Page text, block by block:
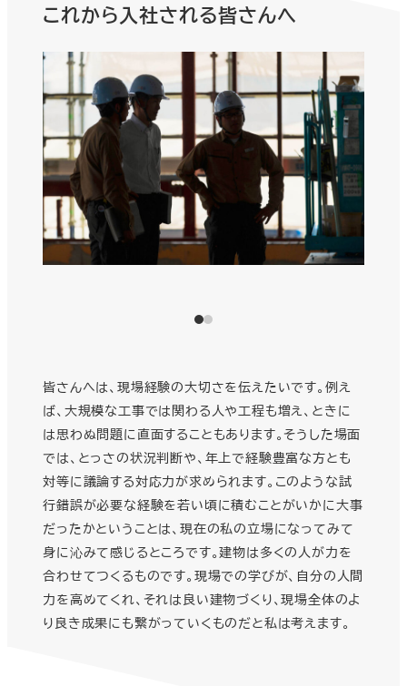
これから入社される皆さんへ
皆さんへは、現場経験の大切さを伝えたいです。例え
ば、大規模な工事では関わる人や工程も増え、ときに
は思わぬ問題に直面することもあります。そうした場面
では、とっさの状況判断や、年上で経験豊富な方とも
対等に議論する対応力が求められます。このような試
行錯誤が必要な経験を若い頃に積むことがいかに大事
だったかということは、現在の私の立場になってみて
身に沁みて感じるところです。建物は多くの人が力を
合わせてつくるものです。現場での学びが、自分の人間
力を高めてくれ、それは良い建物づくり、現場全体のよ
り良き成果にも繋がっていくものだと私は考えます。